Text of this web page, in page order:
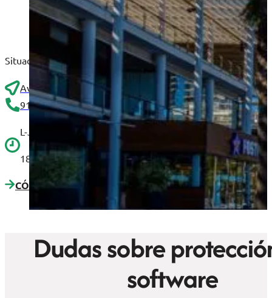
Situados en la arteria principal de Alicante, nuestras oficinas
Avenida Maisonnave, 41, 2H, 03003 Alicante
910 25 46 45
L-J 9:00 a 14:00 y 15:00 a
18:30. V 9:00 a 15:00
CÓMO LLEGAR
Dudas sobre
software